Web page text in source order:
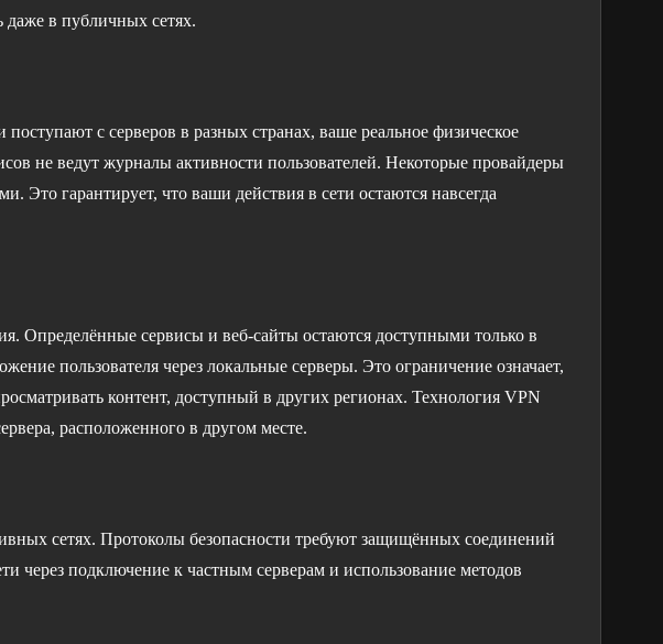
в публичных сетях.
с серверов в разных странах, ваше реальное физическое
не ведут журналы активности пользователей. Некоторые провайдеры
Это гарантирует, что ваши действия в сети остаются навсегда
Определённые сервисы и веб-сайты остаются доступными только в
пользователя через локальные серверы. Это ограничение означает,
контент, доступный в других регионах. Технология VPN
расположенного в другом месте.
сетях. Протоколы безопасности требуют защищённых соединений
через подключение к частным серверам и использование методов